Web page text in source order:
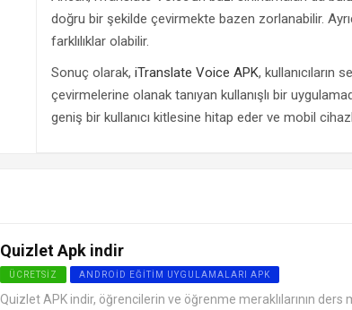
doğru bir şekilde çevirmekte bazen zorlanabilir.
farklılıklar olabilir.
Sonuç olarak, iTranslate Voice APK, kullanıcıların
çevirmelerine olanak tanıyan kullanışlı bir
geniş bir kullanıcı kitlesine hitap eder ve mobil
Quizlet Apk indir
ÜCRETSIZ ANDROID EĞITIM UYGULAMALARI APK
Quizlet APK indir, öğrencilerin ve öğrenme meraklılarının